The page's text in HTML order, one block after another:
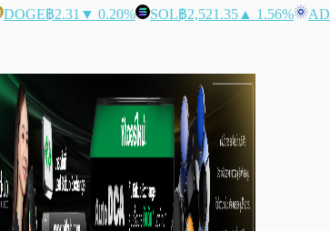
DOGE฿2.31 ▼ 0.20% SOL฿2,521.35 ▲ 1.56%